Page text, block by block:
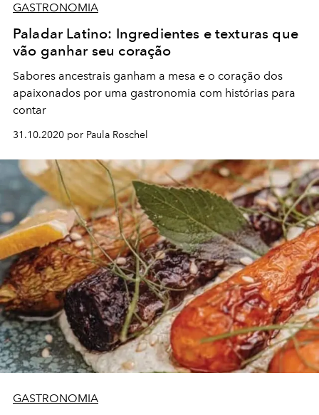
GASTRONOMIA
Paladar Latino: Ingredientes e texturas que
vão ganhar seu coração
Sabores ancestrais ganham a mesa e o coração dos
apaixonados por uma gastronomia com histórias para
contar
31.10.2020 por Paula Roschel
GASTRONOMIA